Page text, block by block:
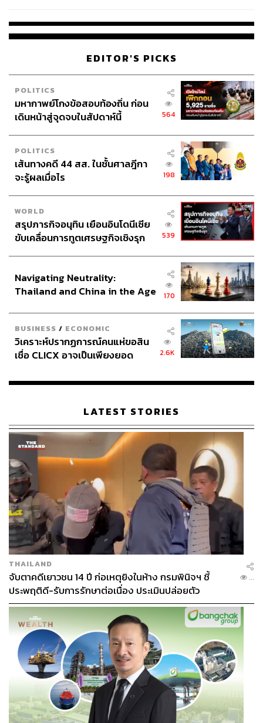
EDITOR'S PICKS
POLITICS
มหากาพย์โกงข้อสอบท้องถิ่น ก่อน
เดินหน้าสู่จุดจบในสัปดาห์นี้
564
POLITICS
เส้นทางคดี 44 สส. ในชั้นศาลฎีกา
จะรู้ผลเมื่อไร
198
WORLD
สรุปภารกิจอนุทิน เยือนอินโดนีเซีย
ขับเคลื่อนการทูตเศรษฐกิจเชิงรุก
539
Navigating Neutrality:
Thailand and China in the Age
170
BUSINESS / ECONOMIC
วิเคราะห์ปรากฏการณ์คนแห่ขอสิน
เชื่อ CLICX อาจเป็นเพียงยอด
เรือนไทยที่ถูกซุกไว้
2.6K
LATEST STORIES
THAILAND
จับตาคดีเยาวชน 14 ปี ก่อเหตุยิงในห้าง กรมพินิจฯ ชี้
ประพฤติดี-รับการรักษาต่อเนื่อง ประเมินปล่อยตัว
...